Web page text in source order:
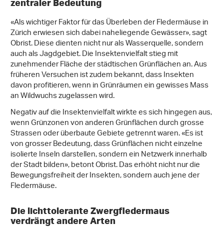
zentraler Bedeutung
«Als wichtiger Faktor für das Überleben der Fledermäuse in
Zürich erwiesen sich dabei naheliegende Gewässer», sagt
Obrist. Diese dienten nicht nur als Wasserquelle, sondern
auch als Jagdgebiet. Die Insektenvielfalt stieg mit
zunehmender Fläche der städtischen Grünflächen an. Aus
früheren Versuchen ist zudem bekannt, dass Insekten
davon profitieren, wenn in Grünräumen ein gewisses Mass
an Wildwuchs zugelassen wird.
Negativ auf die Insektenvielfalt wirkte es sich hingegen aus,
wenn Grünzonen von anderen Grünflächen durch grosse
Strassen oder überbaute Gebiete getrennt waren. «Es ist
von grosser Bedeutung, dass Grünflächen nicht einzelne
isolierte Inseln darstellen, sondern ein Netzwerk innerhalb
der Stadt bilden», betont Obrist. Das erhöht nicht nur die
Bewegungsfreiheit der Insekten, sondern auch jene der
Fledermäuse.
Die lichttolerante Zwergfledermaus
verdrängt andere Arten